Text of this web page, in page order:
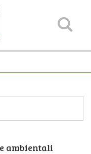
ambientali